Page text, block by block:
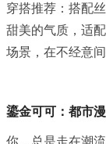
穿搭推荐：搭配
甜美的气质，适
场景，在不经意
鎏金可可：都市
你，总是走在潮